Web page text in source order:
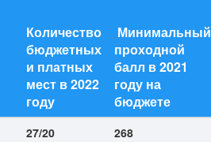
Количество
бюджетных
и платных
мест в 2022
году
Минимальный
проходной
балл в 2021
году на
бюджете
27/20 268